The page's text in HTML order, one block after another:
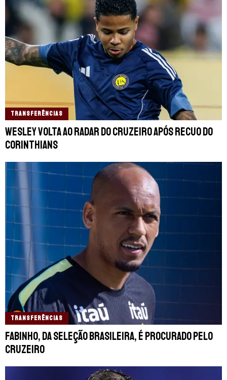
TRANSFERÊNCIAS
Wesley volta ao radar do Cruzeiro após recuo do
Corinthians
TRANSFERÊNCIAS
Fabinho, da Seleção Brasileira, é procurado pelo
Cruzeiro